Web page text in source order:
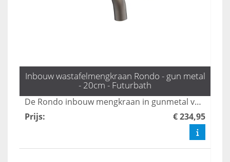
Inbouw wastafelmengkraan Rondo - gun metal
- 20cm - Futurbath
De Rondo inbouw mengkraan in gunmetal voegt een industriële chic toe aan uw badkamer, dankzij zijn moderne design en praktische uitloop van 20 cm. Deze kraan is de perfecte mix van stijl en functionaliteit, waardoor uw badkamer een eigentijdse uitstraling krijgt. Maak uw badkamer compleet met deze stijlvolle en duurzame toevoeging.
Prijs: € 234,95